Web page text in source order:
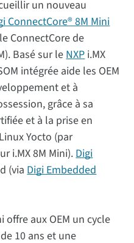
un nouveau
ConnectCore® 8M Mini
ConnectCore de
Basé sur le NXP i.MX
intégrée aide les OEM
et à
grâce à sa
et à la prise en
Yocto (par
i.MX 8M Mini). Digi
(via Digi Embedded
offre aux OEM un cycle
10 ans et une